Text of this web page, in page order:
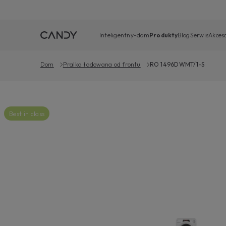
Inteligentny-domProduktyBlog Serwis
Dom Pralka ładowana od frontu RO 1496DWMT/1-S
Best in class